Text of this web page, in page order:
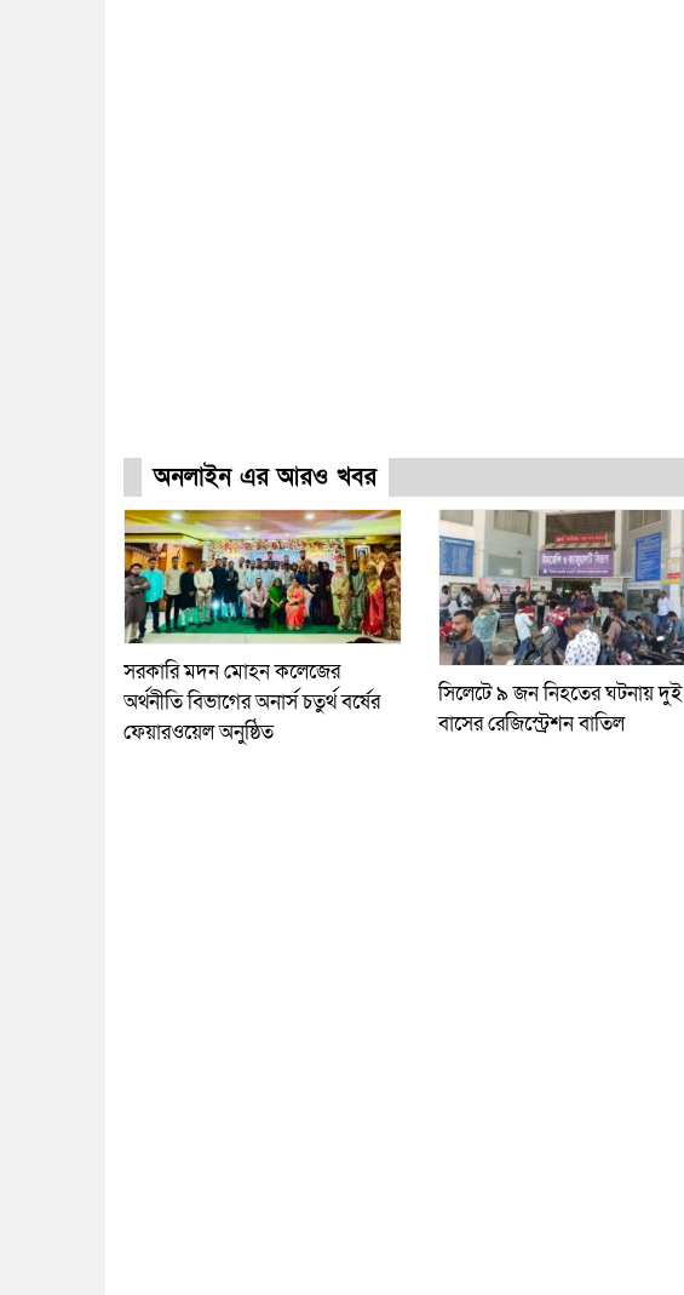
অনলাইন এর আরও খবর
সরকারি মদন মোহন কলেজের
অর্থনীতি বিভাগের অনার্স চতুর্থ বর্ষের
ফেয়ারওয়েল অনুষ্ঠিত
সিলেটে ৯ জন নিহতের ঘটনায় দুই
বাসের রেজিস্ট্রেশন বাতিল